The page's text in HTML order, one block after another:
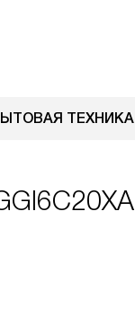
ТЕХНИКА